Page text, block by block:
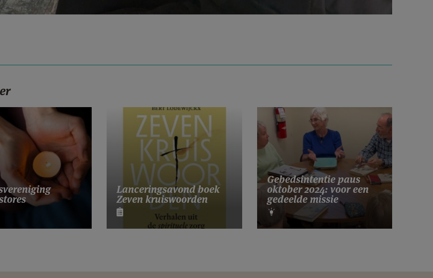
Lanceringsavond boek
Zeven kruiswoorden
Gebedsintentie paus
oktober 2024: voor een
gedeelde missie